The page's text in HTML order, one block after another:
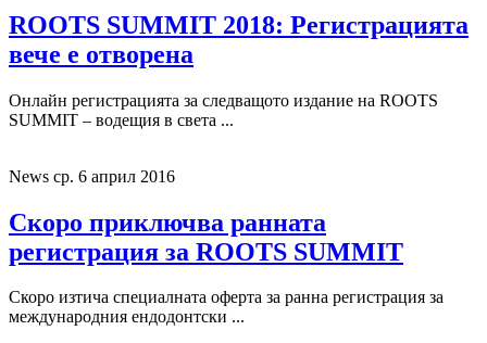
ROOTS SUMMIT 2018: Регистрацията
вече е отворена
Онлайн регистрацията за следващото издание на ROOTS
SUMMIT – водещия в света ...
News ср. 6 април 2016
Скоро приключва ранната
регистрация за ROOTS SUMMIT
Скоро изтича специалната оферта за ранна регистрация за
международния ендодонтски ...